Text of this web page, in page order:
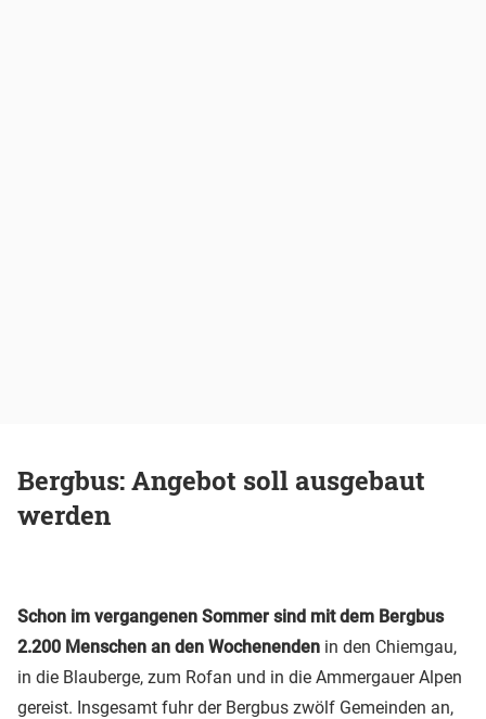
Bergbus: Angebot soll ausgebaut
werden
Schon im vergangenen Sommer sind mit dem Bergbus
2.200 Menschen an den Wochenenden in den Chiemgau,
in die Blauberge, zum Rofan und in die Ammergauer Alpen
gereist. Insgesamt fuhr der Bergbus zwölf Gemeinden an,